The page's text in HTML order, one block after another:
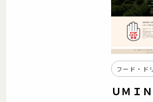
フード・ド
ＵＭＩ